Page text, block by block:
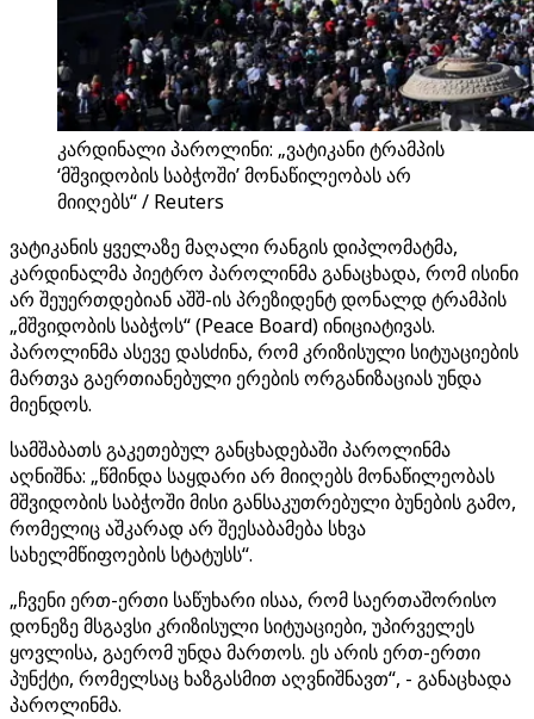
კარდინალი პაროლინი: „ვატიკანი ტრამპის
‘მშვიდობის საბჭოში’ მონაწილეობას არ
მიიღებს“ / Reuters
ვატიკანის ყველაზე მაღალი რანგის დიპლომატმა,
კარდინალმა პიეტრო პაროლინმა განაცხადა, რომ ისინი
არ შეუერთდებიან აშშ-ის პრეზიდენტ დონალდ ტრამპის
„მშვიდობის საბჭოს“ (Peace Board) ინიციატივას.
პაროლინმა ასევე დასძინა, რომ კრიზისული სიტუაციების
მართვა გაერთიანებული ერების ორგანიზაციას უნდა
მიენდოს.
სამშაბათს გაკეთებულ განცხადებაში პაროლინმა
აღნიშნა: „წმინდა საყდარი არ მიიღებს მონაწილეობას
მშვიდობის საბჭოში მისი განსაკუთრებული ბუნების გამო,
რომელიც აშკარად არ შეესაბამება სხვა
სახელმწიფოების სტატუსს“.
„ჩვენი ერთ-ერთი საწუხარი ისაა, რომ საერთაშორისო
დონეზე მსგავსი კრიზისული სიტუაციები, უპირველეს
ყოვლისა, გაერომ უნდა მართოს. ეს არის ერთ-ერთი
პუნქტი, რომელსაც ხაზგასმით აღვნიშნავთ“, - განაცხადა
პაროლინმა.